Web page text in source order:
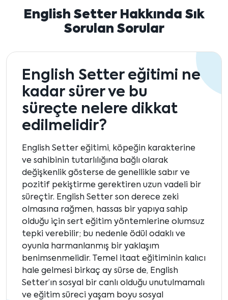
English Setter Hakkında Sık
Sorulan Sorular
English Setter eğitimi ne
kadar sürer ve bu
süreçte nelere dikkat
edilmelidir?
English Setter eğitimi, köpeğin karakterine
ve sahibinin tutarlılığına bağlı olarak
değişkenlik gösterse de genellikle sabır ve
pozitif pekiştirme gerektiren uzun vadeli bir
süreçtir. English Setter son derece zeki
olmasına rağmen, hassas bir yapıya sahip
olduğu için sert eğitim yöntemlerine olumsuz
tepki verebilir; bu nedenle ödül odaklı ve
oyunla harmanlanmış bir yaklaşım
benimsenmelidir. Temel itaat eğitiminin kalıcı
hale gelmesi birkaç ay sürse de, English
Setter’ın sosyal bir canlı olduğu unutulmamalı
ve eğitim süreci yaşam boyu sosyal